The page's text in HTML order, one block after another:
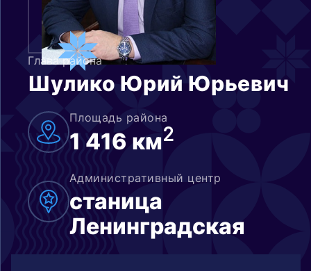
Глава района
Шулико Юрий Юрьевич
Площадь района
1 416 км2
Административный центр
станица
Ленинградская